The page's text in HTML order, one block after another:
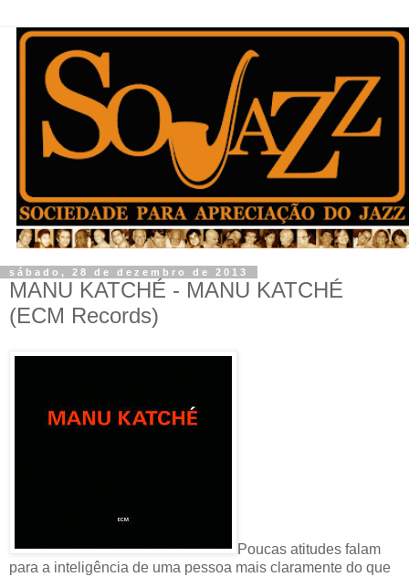
sábado, 28 de dezembro de 2013
MANU KATCHÉ - MANU KATCHÉ
(ECM Records)
Poucas atitudes falam
para a inteligência de uma pessoa mais claramente do que